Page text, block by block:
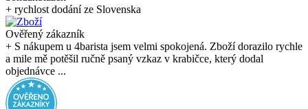
+ rychlost dodání ze Slovenska
Ověřený zákazník
+ S nákupem u 4barista jsem velmi spokojená. Zboží dorazilo rychle
a mile mě potěšil ručně psaný vzkaz v krabičce, který dodal
objednávce ...